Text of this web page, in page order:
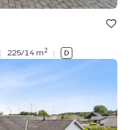
| 225/14 m2 |